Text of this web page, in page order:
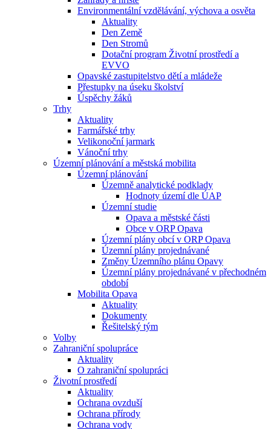
Environmentální vzdělávání, výchova a osvěta
Aktuality
Den Země
Den Stromů
Dotační program Životní prostředí a
EVVO
Opavské zastupitelstvo dětí a mládeže
Přestupky na úseku školství
Úspěchy žáků
Trhy
Aktuality
Farmářské trhy
Velikonoční jarmark
Vánoční trhy
Územní plánování a městská mobilita
Územní plánování
Územně analytické podklady
Hodnoty území dle ÚAP
Územní studie
Opava a městské části
Obce v ORP Opava
Územní plány obcí v ORP Opava
Územní plány projednávané
Změny Územního plánu Opavy
Územní plány projednávané v přechodném
období
Mobilita Opava
Aktuality
Dokumenty
Řešitelský tým
Volby
Zahraniční spolupráce
Aktuality
O zahraniční spolupráci
Životní prostředí
Aktuality
Ochrana ovzduší
Ochrana přírody
Ochrana vody